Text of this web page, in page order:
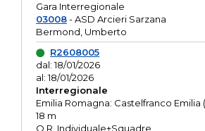
Gara Interregionale
03008- ASD Arcieri Sarzana
Bermond, Umberto
R2608005
dal: 18/01/2026
al: 18/01/2026
Interregionale
Emilia Romagna: Castelfranco Emilia
18 m
O.R. Individuale+Squadre